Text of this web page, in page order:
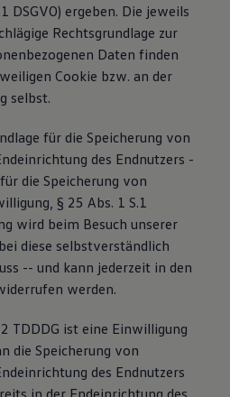
DSGVO) ergeben. Die jeweils
Rechtsgrundlage zur
Daten finden
Cookie bzw. an der
selbst.
für die Speicherung von
des Endnutzers -
die Speicherung von
§ 25 Abs. 1 S.1
wird beim Besuch unserer
diese selbstverständlich
-- und kann jederzeit in den
werden.
TDDDG ist eine Einwilligung
die Speicherung von
des Endnutzers
in der Endeinrichtung des